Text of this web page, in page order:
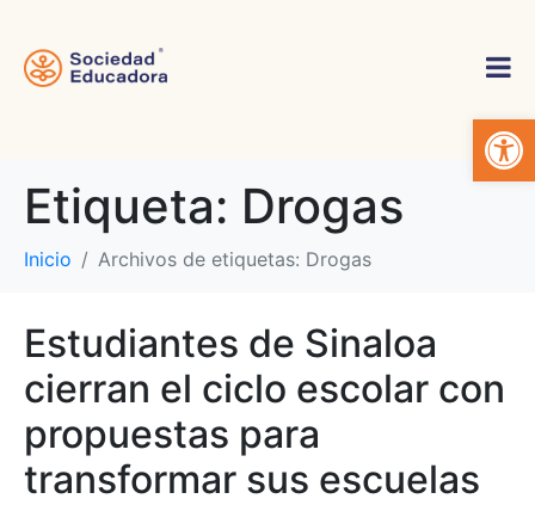
Abrir
Etiqueta: Drogas
Inicio Archivos de etiquetas: Drogas
Estudiantes de Sinaloa
cierran el ciclo escolar con
propuestas para
transformar sus escuelas